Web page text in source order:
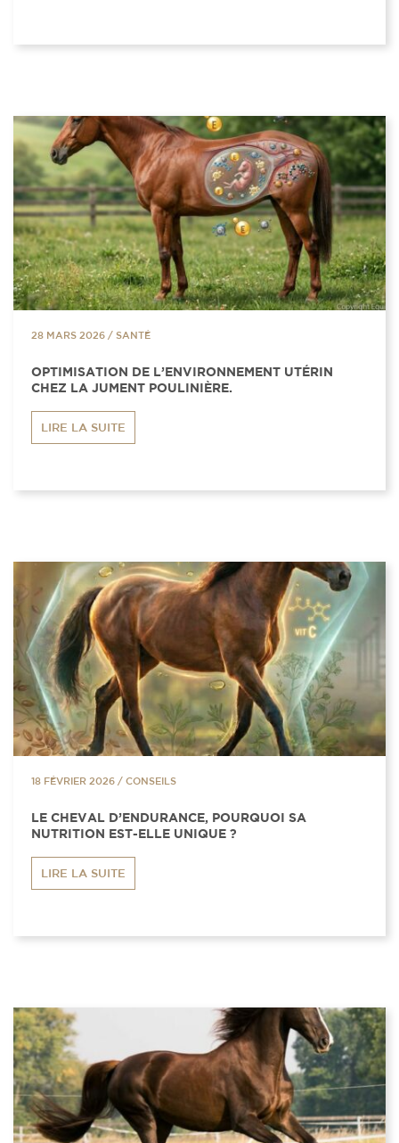
28 MARS 2026 / SANTÉ
OPTIMISATION DE L’ENVIRONNEMENT UTÉRIN
CHEZ LA JUMENT POULINIÈRE.
LIRE LA SUITE
18 FÉVRIER 2026 / CONSEILS
LE CHEVAL D’ENDURANCE, POURQUOI SA
NUTRITION EST-ELLE UNIQUE ?
LIRE LA SUITE